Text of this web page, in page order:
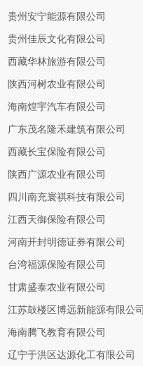
贵州安宁能源有限公司
贵州佳辰文化有限公司
西藏华林旅游有限公司
陕西河树农业有限公司
海南煌宇汽车有限公司
广东茂名隆禾建筑有限公司
西藏长宝保险有限公司
陕西广源农业有限公司
四川南充寰祺科技有限公司
江西天御保险有限公司
河南开封明德证券有限公司
台湾福源保险有限公司
甘肃盛泰农业有限公司
江苏鼓楼区博远新能源有限公司
海南腾飞教育有限公司
辽宁于洪区达源化工有限公司